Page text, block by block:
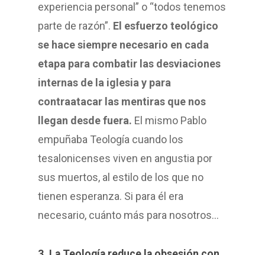
experiencia personal” o “todos tenemos
parte de razón”. El esfuerzo teológico
se hace siempre necesario en cada
etapa para combatir las desviaciones
internas de la iglesia y para
contraatacar las mentiras que nos
llegan desde fuera. El mismo Pablo
empuñaba Teología cuando los
tesalonicenses viven en angustia por
sus muertos, al estilo de los que no
tienen esperanza. Si para él era
necesario, cuánto más para nosotros…